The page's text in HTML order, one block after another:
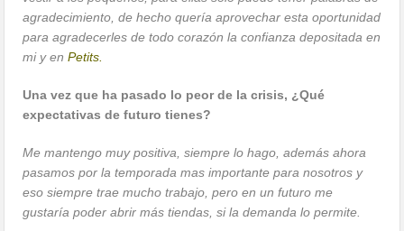
agradecimiento, de hecho quería aprovechar esta oportunidad
para agradecerles de todo corazón la confianza depositada en
mi y enPetits.
Una vez que ha pasado lo peor de la crisis, ¿Qué
expectativas de futuro tienes?
Me mantengo muy positiva, siempre lo hago, además ahora
pasamos por la temporada mas importante para nosotros y
eso siempre trae mucho trabajo, pero en un futuro me
gustaría poder abrir más tiendas, si la demanda lo permite.